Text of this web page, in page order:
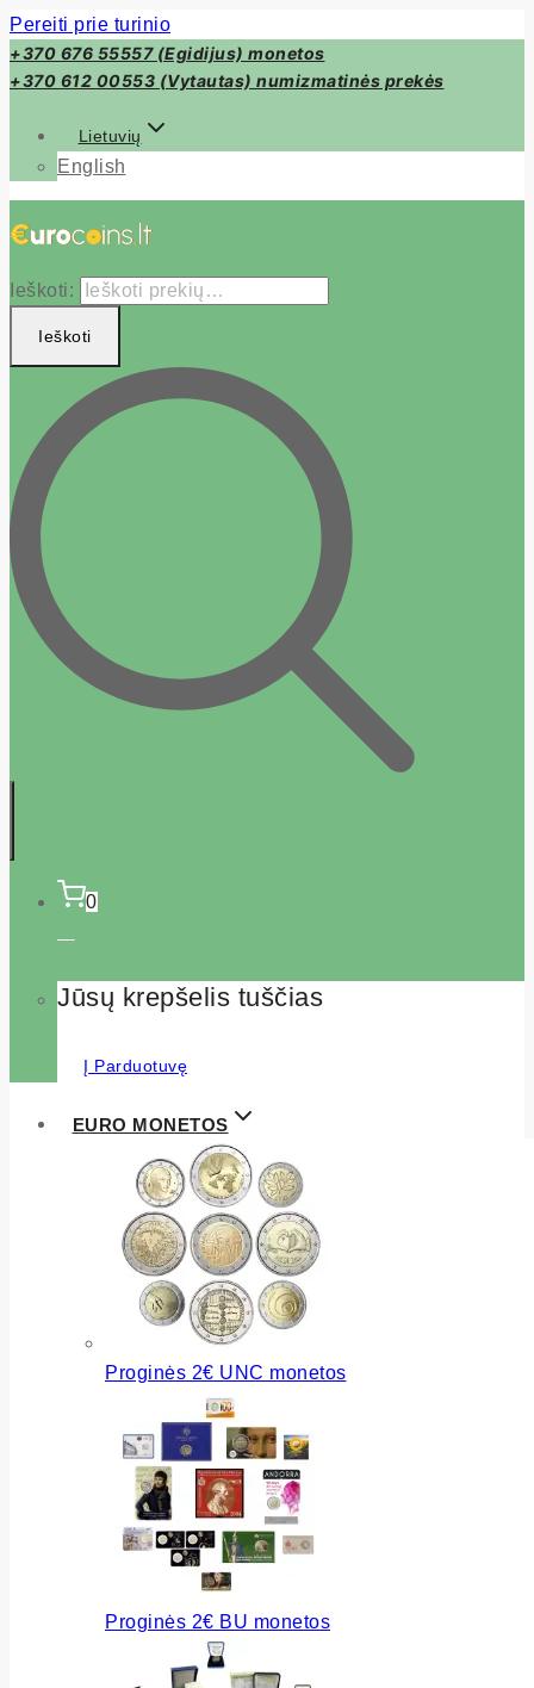
Pereiti prie turinio
+370 676 55557 (Egidijus) monetos
+370 612 00553 (Vytautas) numizmatinės prekės
Lietuvių
English
Ieškoti:
Ieškoti
0
Jūsų krepšelis tuščias
Į Parduotuvę
EURO MONETOS
Proginės 2€ UNC monetos
Proginės 2€ BU monetos